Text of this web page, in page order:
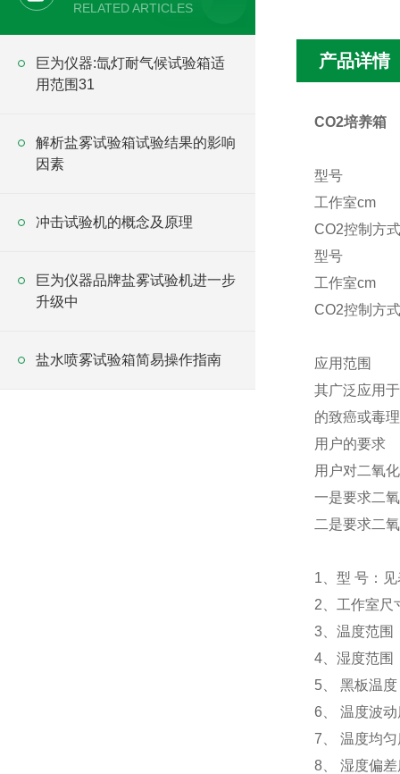
RELATED ARTICLES
巨为仪器:氙灯耐气候试验箱适
用范围31
解析盐雾试验箱试验结果的影响
因素
冲击试验机的概念及原理
巨为仪器品牌盐雾试验机进一步
升级中
盐水喷雾试验箱简易操作指南
产品详情
CO2培养箱
型号
工作室cm
CO2控制方式
型号
工作室cm
CO2控制方式
应用范围
其广泛应用
的致癌或毒
用户的要求
用户对二氧
一是要求二
二是要求二
1、型 号：
2、工作室尺
3、温度范
4、湿度范围
5、 黑板温
6、 温度波
7、 温度均
8、 湿度偏